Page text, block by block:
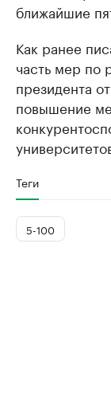
ближайшие
Как ранее
часть мер по
президента
повышение
Теги
5-100